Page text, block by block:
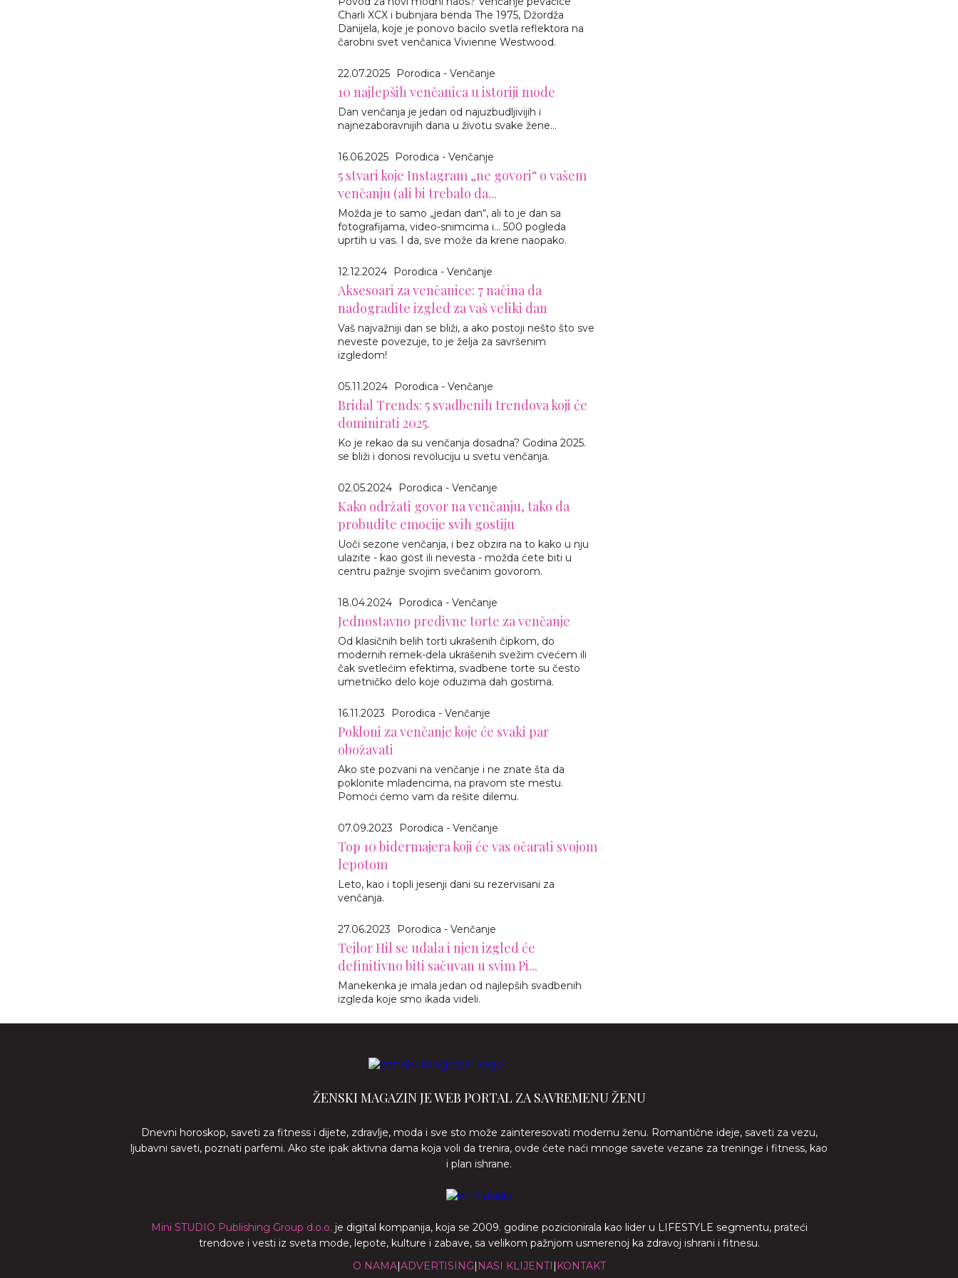
Charli XCX i bubnjara benda The 1975, Džordža
Danijela, koje je ponovo bacilo svetla reflektora na
čarobni svet venčanica Vivienne Westwood.
22.07.2025 Porodica - Venčanje
10 najlepših venčanica u istoriji mode
Dan venčanja je jedan od najuzbudljivijih i
najnezaboravnijih dana u životu svake žene...
16.06.2025 Porodica - Venčanje
5 stvari koje Instagram „ne govori“ o vašem
venčanju (ali bi trebalo da...
Možda je to samo „jedan dan“, ali to je dan sa
fotografijama, video-snimcima i... 500 pogleda
uprtih u vas. I da, sve može da krene naopako.
12.12.2024 Porodica - Venčanje
Aksesoari za venčanice: 7 načina da
nadogradite izgled za vaš veliki dan
Vaš najvažniji dan se bliži, a ako postoji nešto što sve
neveste povezuje, to je želja za savršenim
izgledom!
05.11.2024 Porodica - Venčanje
Bridal Trends: 5 svadbenih trendova koji će
dominirati 2025.
Ko je rekao da su venčanja dosadna? Godina 2025.
se bliži i donosi revoluciju u svetu venčanja.
02.05.2024 Porodica - Venčanje
Kako održati govor na venčanju, tako da
probudite emocije svih gostiju
Uoči sezone venčanja, i bez obzira na to kako u nju
ulazite - kao gost ili nevesta - možda ćete biti u
centru pažnje svojim svečanim govorom.
18.04.2024 Porodica - Venčanje
Jednostavno predivne torte za venčanje
Od klasičnih belih torti ukrašenih čipkom, do
modernih remek-dela ukrašenih svežim cvećem ili
čak svetlećim efektima, svadbene torte su često
umetničko delo koje oduzima dah gostima.
16.11.2023 Porodica - Venčanje
Pokloni za venčanje koje će svaki par
obožavati
Ako ste pozvani na venčanje i ne znate šta da
poklonite mladencima, na pravom ste mestu.
Pomoći ćemo vam da rešite dilemu.
07.09.2023 Porodica - Venčanje
Top 10 bidermajera koji će vas očarati svojom
lepotom
Leto, kao i topli jesenji dani su rezervisani za
venčanja.
27.06.2023 Porodica - Venčanje
Tejlor Hil se udala i njen izgled će
definitivno biti sačuvan u svim Pi...
Manekenka je imala jedan od najlepših svadbenih
izgleda koje smo ikada videli.
ŽENSKI MAGAZIN JE WEB PORTAL ZA SAVREMENU ŽENU
Dnevni horoskop, saveti za fitness i dijete, zdravlje, moda i sve sto može zainteresovati modernu ženu. Romantične ideje, saveti za vezu,
ljubavni saveti, poznati parfemi. Ako ste ipak aktivna dama koja voli da trenira, ovde ćete naći mnoge savete vezane za treninge i fitness, kao
i plan ishrane.
Mini STUDIO Publishing Group d.o.o. je digital kompanija, koja se 2009. godine pozicionirala kao lider u LIFESTYLE segmentu, prateći
trendove i vesti iz sveta mode, lepote, kulture i zabave, sa velikom pažnjom usmerenoj ka zdravoj ishrani i fitnesu.
O NAMA|ADVERTISING| NASI KLIJENTI | KONTAKT